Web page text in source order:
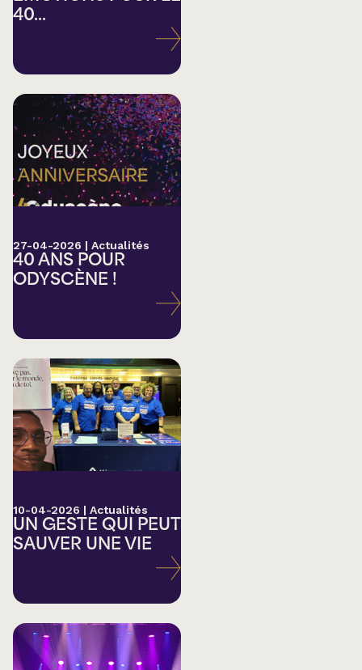
40...
27-04-2026 | Actualités
40 ANS POUR
ODYSCÈNE !
10-04-2026 | Actualités
UN GESTE QUI PEUT
SAUVER UNE VIE